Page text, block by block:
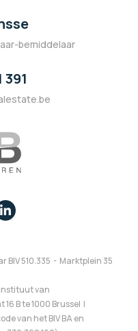
bemiddelaar
391
BIV 510.335 - Marktplein 35
van
B te 1000 Brussel I
van het BIV BA en